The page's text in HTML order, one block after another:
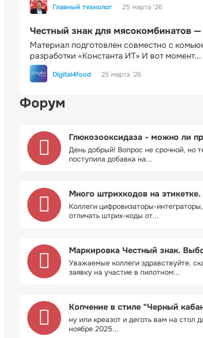
Главный технолог 25 марта '26
Честный знак для мясокомбинатов
Материал подготовлен совместно с
разработки «Константа ИТ» И вот момент...
Digital4food 25 марта '26
Форум
Глюкозооксидаза - можно ли
День добрый! Вопрос не срочной, но
поступила добавка на...
Много штрихкодов на
Коллеги цифровизаторы-
отличать штрих-коды от...
Маркировка Честный знак.
Уважаемые коллеги здравствуйте.
заявку на участие в пилотном...
Копчение в стиле "Черный
ну или креазот и деготь вам на
ноябре 2025...